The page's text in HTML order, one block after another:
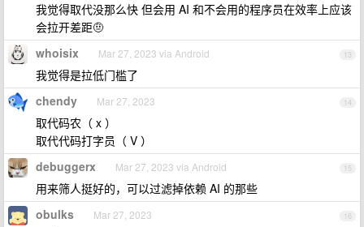
我觉得取代没那么快 但会用 AI 和不会用的程序员在效率上应该
会拉开差距🤨
13
whoisix Mar 27, 2023 via Android
我觉得是拉低门槛了
14
chendy Mar 27, 2023
取代码农（ x ）
取代代码打字员（ V ）
15
debuggerx Mar 27, 2023 via Android
用来筛人挺好的，可以过滤掉依赖 AI 的那些
16
obulks Mar 27, 2023